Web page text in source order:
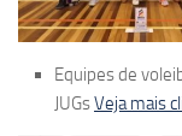
Equipes de
JUGsVeja mais